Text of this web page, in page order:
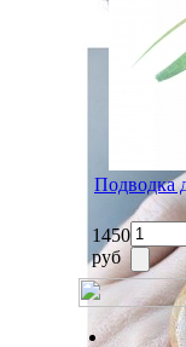
Подводка
1450
руб